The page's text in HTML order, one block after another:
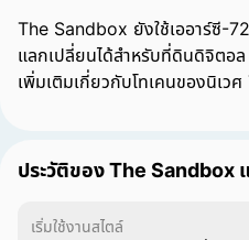
The Sandbox ยังใช้เออาร์ซี-
แลกเปลี่ยนได้สำหรับที่ดินดิจิตอ
เพิ่มเติมเกี่ยวกับโทเคนของนิเว
ประวัติของ The Sandbox
เริ่มใช้งานสไตล์